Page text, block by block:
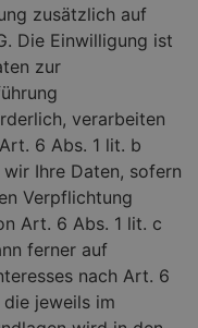
zusätzlich auf
Die Einwilligung ist
zur
verarbeiten
6 Abs. 1 lit. b
wir Ihre Daten, sofern
Verpflichtung
Art. 6 Abs. 1 lit. c
ferner auf
nach Art. 6
jeweils im